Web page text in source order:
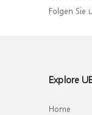
Folgen Sie
Explore
Home